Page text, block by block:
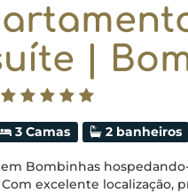
|
3 Camas 2 banheiros
Bombinhas
excelente localização,